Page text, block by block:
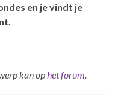
en je vindt je
kan ophet forum.